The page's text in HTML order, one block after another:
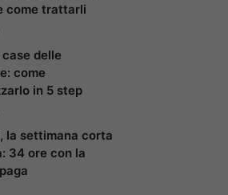
come trattarli
delle
come
in 5 step
la settimana corta
34 ore con la